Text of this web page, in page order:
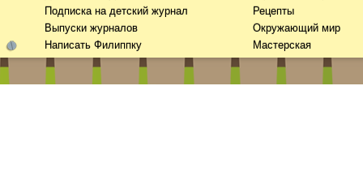
Подписка на детский журнал
Выпуски журналов
Написать Филиппку
Рецепты
Окружающий мир
Мастерская